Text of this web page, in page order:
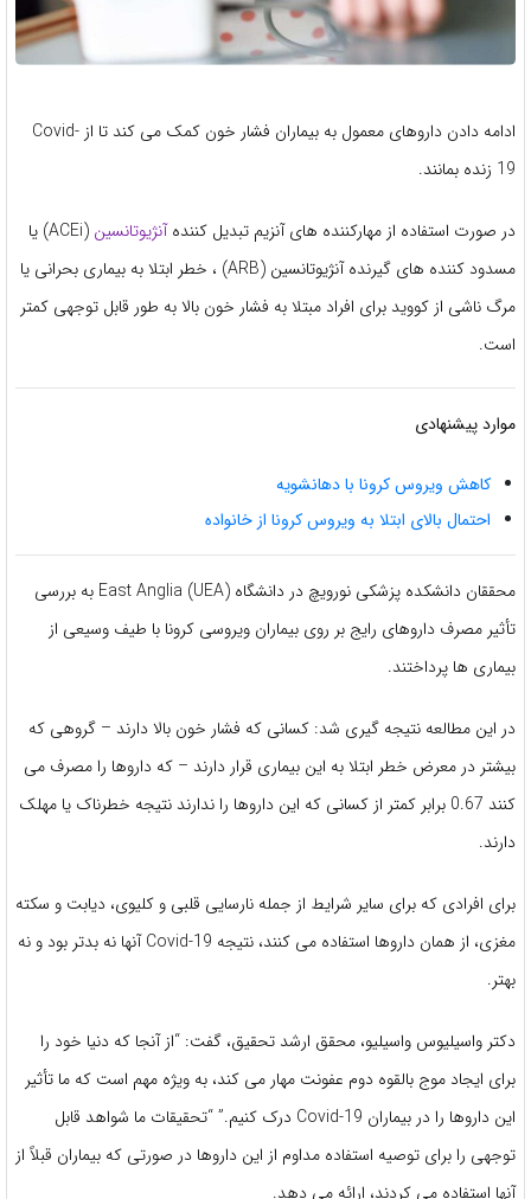
ادامه دادن داروهای معمول به بیماران فشار خون کمک می کند تا از Covid-
19 زنده بمانند.
در صورت استفاده از مهارکننده های آنزیم تبدیل کنندهآنژیوتانسین
(ACEi) یا
مسدود کننده های گیرنده آنژیوتانسین (ARB) ، خطر ابتلا به بیماری بحرانی یا
مرگ ناشی از کووید برای افراد مبتلا به فشار خون بالا به طور قابل توجهی کمتر
است.
موارد پیشنهادی
کاهش ویروس کرونا با دهانشویه
احتمال بالای ابتلا به ویروس کرونا از خانواده
محققان دانشکده پزشکی نورویچ در دانشگاه East Anglia (UEA) به بررسی
تأثیر مصرف داروهای رایج بر روی بیماران ویروسی کرونا با طیف وسیعی از
بیماری ها پرداختند.
در این مطالعه نتیجه گیری شد: کسانی که فشار خون بالا دارند – گروهی که
بیشتر در معرض خطر ابتلا به این بیماری قرار دارند – که داروها را مصرف می
کنند 0.67 برابر کمتر از کسانی که این داروها را ندارند نتیجه خطرناک یا مهلک
دارند.
برای افرادی که برای سایر شرایط از جمله نارسایی قلبی و کلیوی، دیابت و سکته
مغزی، از همان داروها استفاده می کنند، نتیجه Covid-19 آنها نه بدتر بود و نه
بهتر.
دکتر واسیلیوس واسیلیو، محقق ارشد تحقیق، گفت: “از آنجا که دنیا خود را
برای ایجاد موج بالقوه دوم عفونت مهار می کند، به ویژه مهم است که ما تأثیر
این داروها را در بیماران Covid-19 درک کنیم.” “تحقیقات ما شواهد قابل
توجهی را برای توصیه استفاده مداوم از این داروها در صورتی که بیماران قبلاً از
آنها استفاده می کردند، ارائه می دهد.